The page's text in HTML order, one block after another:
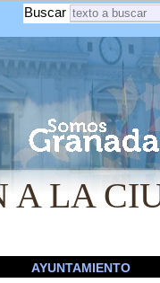
Buscar
A LA
AYUNTAMIENTO